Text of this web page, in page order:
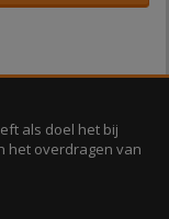
als doel het bij
het overdragen van